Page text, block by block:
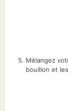
Mélangez
bouillon et